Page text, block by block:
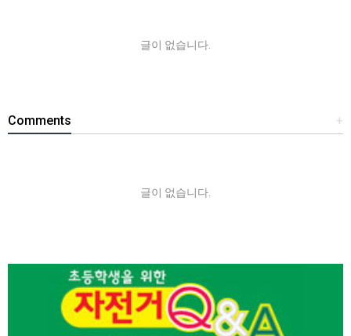
글이 없습니다.
+
Comments
글이 없습니다.